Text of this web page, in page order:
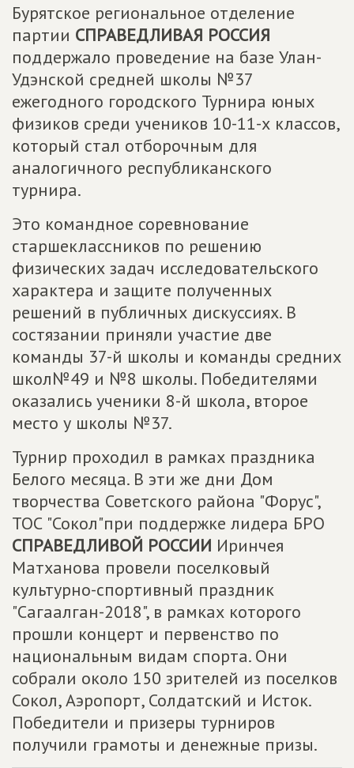
Бурятское региональное отделение
партии СПРАВЕДЛИВАЯ РОССИЯ
поддержало проведение на базе Улан-
Удэнской средней школы №37
ежегодного городского Турнира юных
физиков среди учеников 10-11-х классов,
который стал отборочным для
аналогичного республиканского
турнира.
Это командное соревнование
старшеклассников по решению
физических задач исследовательского
характера и защите полученных
решений в публичных дискуссиях. В
состязании приняли участие две
команды 37-й школы и команды средних
школ№49 и №8 школы. Победителями
оказались ученики 8-й школа, второе
место у школы №37.
Турнир проходил в рамках праздника
Белого месяца. В эти же дни Дом
творчества Советского района "Форус",
ТОС "Сокол"при поддержке лидера БРО
СПРАВЕДЛИВОЙ РОССИИ Иринчея
Матханова провели поселковый
культурно-спортивный праздник
"Сагаалган-2018", в рамках которого
прошли концерт и первенство по
национальным видам спорта. Они
собрали около 150 зрителей из поселков
Сокол, Аэропорт, Солдатский и Исток.
Победители и призеры турниров
получили грамоты и денежные призы.